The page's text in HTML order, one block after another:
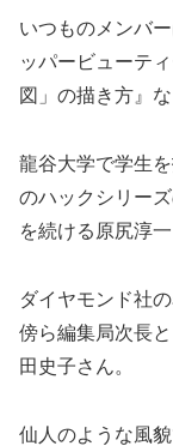
いつものメンバ
ッパービューテ
図」の描き方』
龍谷大学で学生
のハックシリー
を続ける原尻淳一
ダイヤモンド社
傍ら編集局次長
田史子さん。
仙人のような風